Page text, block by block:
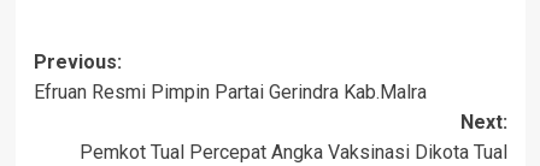
Post
navigation
Previous:
Efruan Resmi Pimpin Partai Gerindra Kab.Malra
Next:
Pemkot Tual Percepat Angka Vaksinasi Dikota Tual